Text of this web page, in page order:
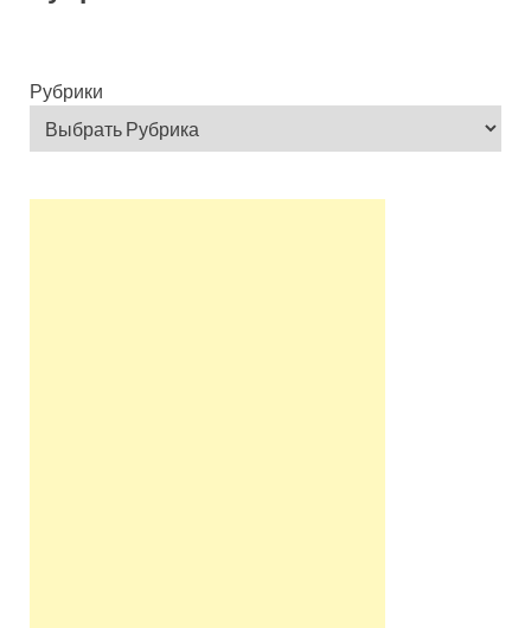
Рубрики